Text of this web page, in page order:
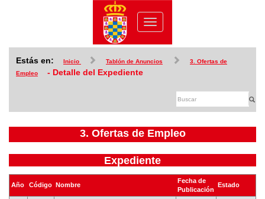
Toggle
navigation
Estás en: Inicio Tablón de Anuncios
3. Ofertas de
Empleo
- Detalle del Expediente
3. Ofertas de Empleo
Expediente
Año Código Nombre
Fecha de
Publicación
Estado